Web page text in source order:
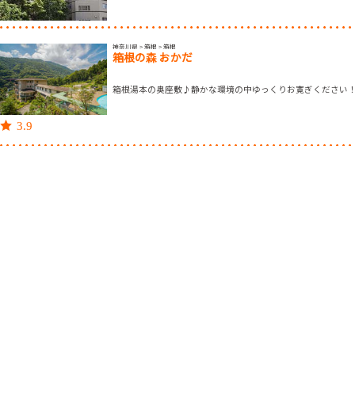
3.9
神奈川県 > 箱根 > 箱根
箱根の森 おかだ
箱根湯本の奥座敷♪静かな環境の中ゆっくりお寛ぎください